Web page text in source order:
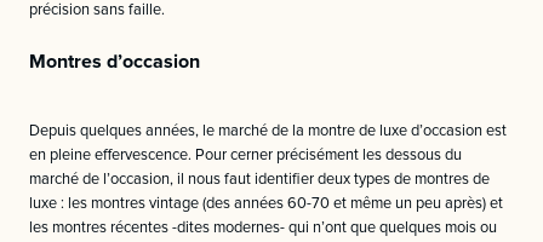
précision sans faille.
Montres d’occasion
Depuis quelques années, le marché de la montre de luxe d’occasion est
en pleine effervescence. Pour cerner précisément les dessous du
marché de l’occasion, il nous faut identifier deux types de montres de
luxe : les montres vintage (des années 60-70 et même un peu après) et
les montres récentes -dites modernes- qui n’ont que quelques mois ou